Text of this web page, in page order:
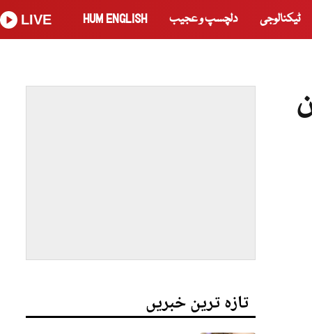
ٹیکنالوجی دلچسپ و عجیب HUM ENGLISH
LIVE
تازہ ترین خبریں